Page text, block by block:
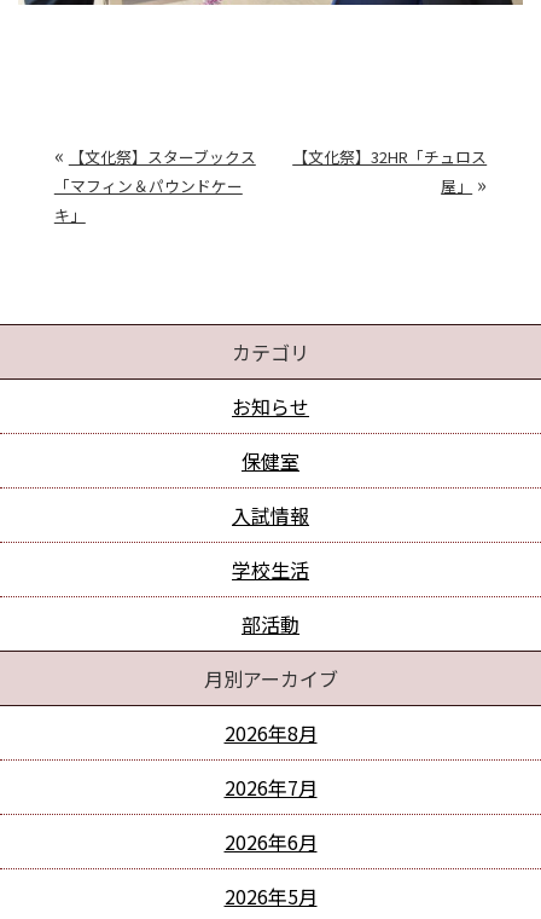
«
【文化祭】スターブックス
「マフィン＆パウンドケー
キ」
【文化祭】32HR「チュロス
屋」
»
カテゴリ
お知らせ
保健室
入試情報
学校生活
部活動
月別アーカイブ
2026年8月
2026年7月
2026年6月
2026年5月